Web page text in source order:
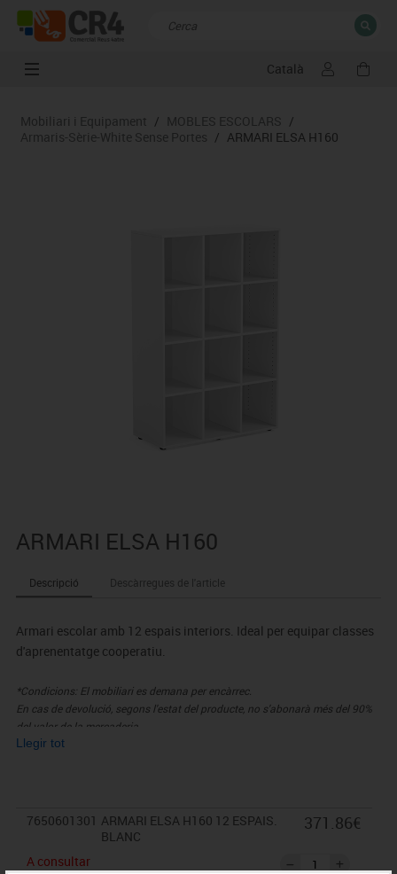
Català
Resultats de la recerca TANCAR
Mobiliari i Equipament / MOBLES ESCOLARS /
Armaris-Sèrie-White Sense Portes / ARMARI ELSA H160
ARMARI ELSA H160
Descripció Descàrregues de l'article
Armari escolar amb 12 espais interiors. Ideal per equipar classes
d'aprenentatge cooperatiu.
*Condicions: El mobiliari es demana per encàrrec.
En cas de devolució, segons l'estat del producte, no s'abonarà més del 90%
del valor de la mercaderia.
Llegir tot
7650601301 ARMARI ELSA H160 12 ESPAIS.
BLANC
A consultar
371.86€